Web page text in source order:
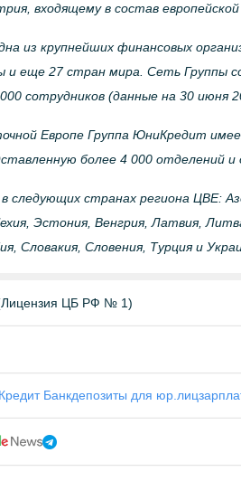
входящему в состав
из крупнейших финансовых
и еще 27 стран мира. Сеть Группы
сотрудников (данные на 30 июня
Европе Группа ЮниКредит
более 4 000 отделений и
следующих странах региона ЦВЕ:
Эстония, Венгрия, Латвия,
Словакия, Словения, Турция и
ЦБ РФ № 1)
Банкдепозиты для юр.лиц